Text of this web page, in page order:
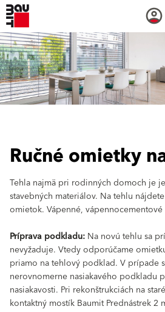
Ručné omietky
Tehla najmä pri rodinných domoch je
stavebných materiálov. Na tehlu
omietok. Vápenné,
Príprava podkladu: Na novú tehlu sa
nevyžaduje. Vtedy odporúčame
priamo na tehlový podklad. V prípade
nerovnomerne nasiakavého podkladu
nasiakavosti. Pri rekonštrukciách na
kontaktný mostík Baumit Prednástrek 2